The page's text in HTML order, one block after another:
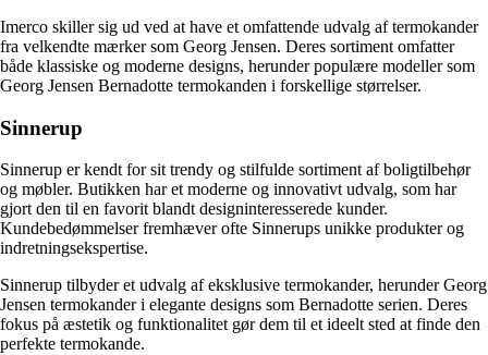
Imerco skiller sig ud ved at have et omfattende udvalg af termokander
fra velkendte mærker som Georg Jensen. Deres sortiment omfatter
både klassiske og moderne designs, herunder populære modeller som
Georg Jensen Bernadotte termokanden i forskellige størrelser.
Sinnerup
Sinnerup er kendt for sit trendy og stilfulde sortiment af boligtilbehør
og møbler. Butikken har et moderne og innovativt udvalg, som har
gjort den til en favorit blandt designinteresserede kunder.
Kundebedømmelser fremhæver ofte Sinnerups unikke produkter og
indretningsekspertise.
Sinnerup tilbyder et udvalg af eksklusive termokander, herunder Georg
Jensen termokander i elegante designs som Bernadotte serien. Deres
fokus på æstetik og funktionalitet gør dem til et ideelt sted at finde den
perfekte termokande.